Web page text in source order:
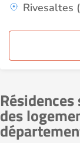
Rivesaltes
des